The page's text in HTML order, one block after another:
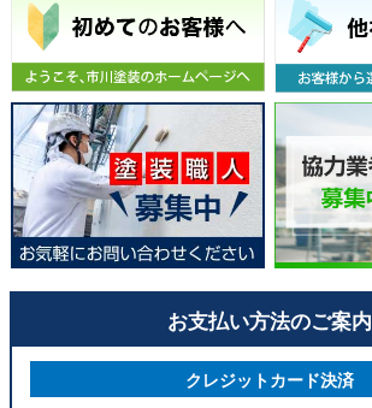
お支払い方法のご案内
クレジットカード決済